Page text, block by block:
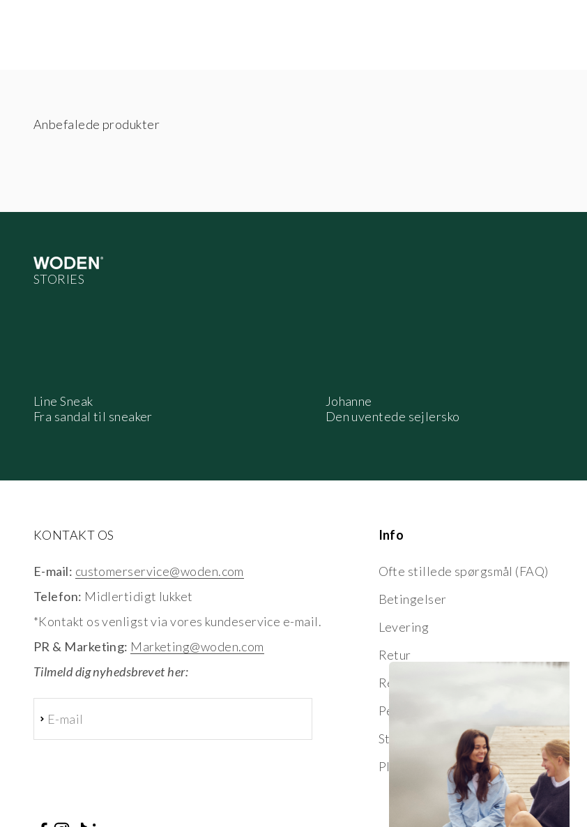
Line Sneak
Fra sandal til sneaker
Johanne
Den uventede sejlersko
KONTAKT OS
E-mail: customerservice@woden.com
Telefon: Midlertidigt lukket
*Kontakt os venligst via vores kundeservice e-mail.
PR & Marketing: Marketing@woden.com
Tilmeld dig nyhedsbrevet her:
E-mail
Abonnér
Info
Ofte stillede spørgsmål (FAQ)
Betingelser
Levering
Retur
Reklamation
Persondata
Størrelsesguide
Pleje og vedligeholdelse